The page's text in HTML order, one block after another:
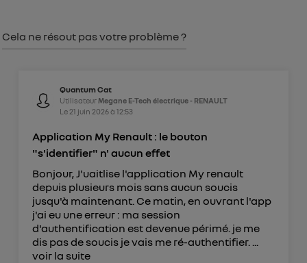
Cela ne résout pas votre problème ?
Quantum Cat
Utilisateur Megane E-Tech électrique - RENAULT
Le 21 juin 2026à 12:53
Application My Renault : le bouton
"s'identifier" n' aucun effet
Bonjour, J'uaitlise l'application My renault
depuis plusieurs mois sans aucun soucis
jusqu'à maintenant. Ce matin, en ouvrant l'app
j'ai eu une erreur : ma session
d'authentification est devenue périmé. je me
dis pas de soucis je vais me ré-authentifier. ...
voir la suite
") ou via la page « gérer Utiq » en bas de ce site.
Pour plus d'informations, veuillez consulter